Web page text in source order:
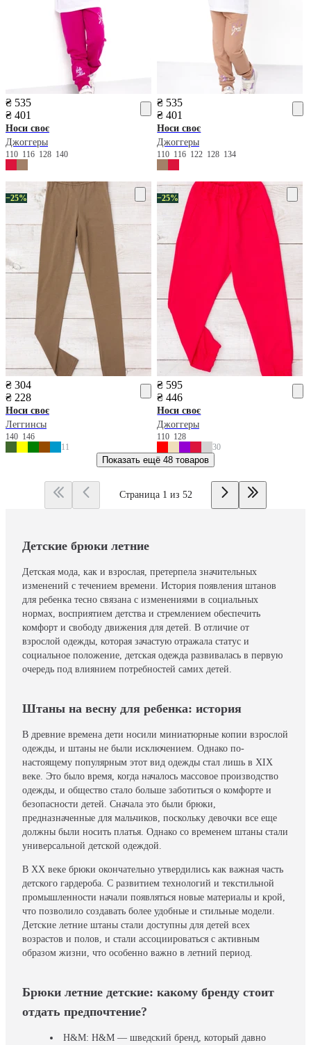
₴ 535
₴ 401
Носи своє
Джоггеры
110 116 128 140
₴ 535
₴ 401
Носи своє
Джоггеры
110 116 122 128 134
−25%
₴ 304
₴ 228
Носи своє
Леггинсы
140 146
11
−25%
₴ 595
₴ 446
Носи своє
Джоггеры
110 128
30
Показать ещё 48 товаров
Страница 1 из 52
Детские брюки летние
Детская мода, как и взрослая, претерпела значительных
изменений с течением времени. История появления штанов
для ребенка тесно связана с изменениями в социальных
нормах, восприятием детства и стремлением обеспечить
комфорт и свободу движения для детей. В отличие от
взрослой одежды, которая зачастую отражала статус и
социальное положение, детская одежда развивалась в первую
очередь под влиянием потребностей самих детей.
Штаны на весну для ребенка: история
В древние времена дети носили миниатюрные копии взрослой
одежды, и штаны не были исключением. Однако по-
настоящему популярным этот вид одежды стал лишь в XIX
веке. Это было время, когда началось массовое производство
одежды, и общество стало больше заботиться о комфорте и
безопасности детей. Сначала это были брюки,
предназначенные для мальчиков, поскольку девочки все еще
должны были носить платья. Однако со временем штаны стали
универсальной детской одеждой.
В XX веке брюки окончательно утвердились как важная часть
детского гардероба. С развитием технологий и текстильной
промышленности начали появляться новые материалы и крой,
что позволило создавать более удобные и стильные модели.
Детские летние штаны стали доступны для детей всех
возрастов и полов, и стали ассоциироваться с активным
образом жизни, что особенно важно в летний период.
Брюки летние детские: какому бренду стоит
отдать предпочтение?
H&M: H&M — шведский бренд, который давно